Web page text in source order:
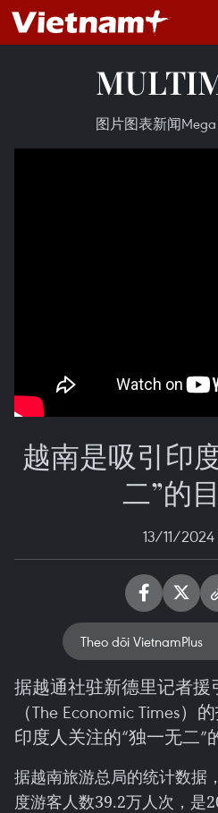
图片图表新闻Mega
越南是吸引印
二”的
13/11/
Theo dõi VietnamPlus
据越通社驻新德里记者援
（The Economic Times）
印度人关注的“独一无二”
据越南旅游总局的统计数据
度游客人数39.2万人次，是